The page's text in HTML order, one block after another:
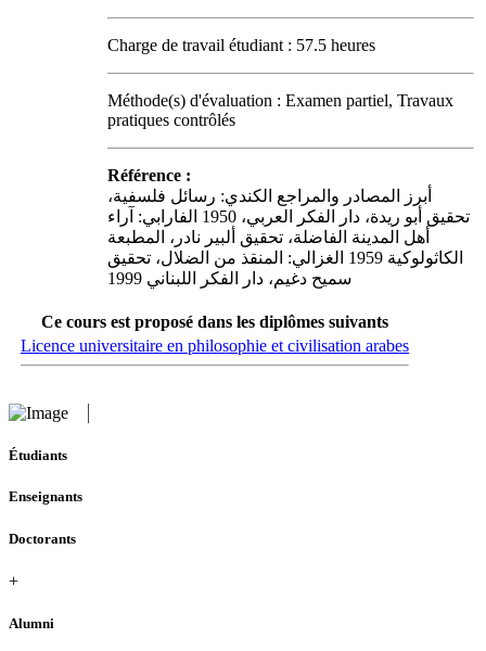
Charge de travail étudiant : 57.5 heures
Méthode(s) d'évaluation : Examen partiel, Travaux
pratiques contrôlés
Référence :
أبرز المصادر والمراجع الكندي: رسائل فلسفية،
تحقيق أبو ريدة، دار الفكر العربي، 1950 الفارابي: آراء
أهل المدينة الفاضلة، تحقيق ألبير نادر، المطبعة
الكاثولوكية 1959 الغزالي: المنقذ من الضلال، تحقيق
سميح دغيم، دار الفكر اللبناني 1999
Ce cours est proposé dans les diplômes suivants
Licence universitaire en philosophie et civilisation arabes
Étudiants
Enseignants
Doctorants
+
Alumni